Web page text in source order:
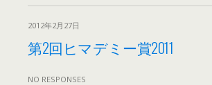
2012年2月27日
第2回ヒマデミー賞2011
NO RESPONSES